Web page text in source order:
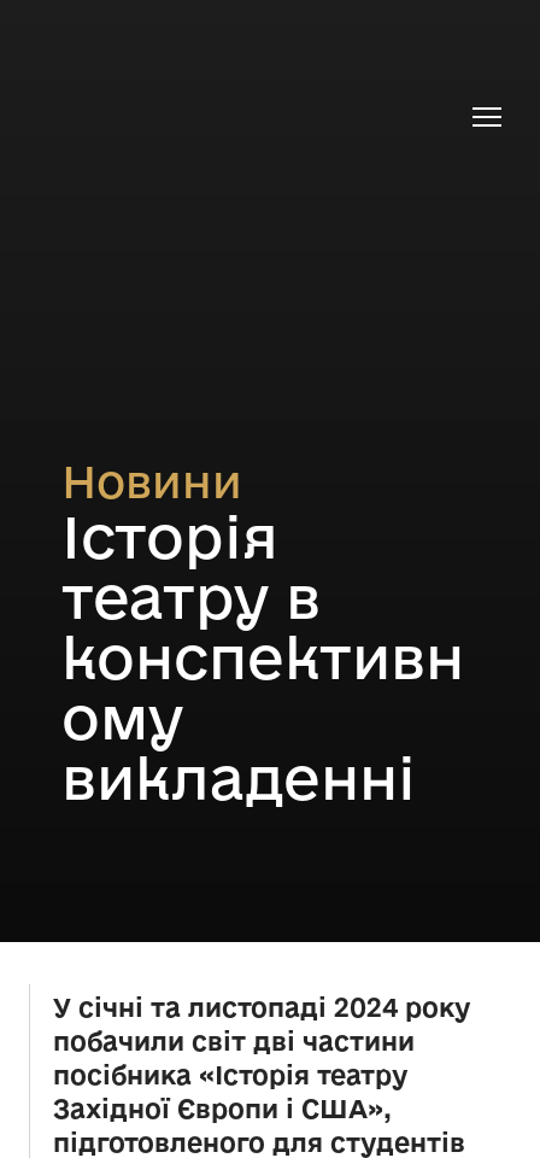
Новини
Історія
театру в
конспективн
ому
викладенні
У січні та листопаді 2024 року
побачили світ дві частини
посібника «Історія театру
Західної Європи і США»,
підготовленого для студентів